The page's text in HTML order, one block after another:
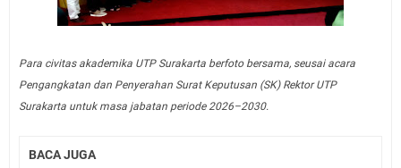
Para civitas akademika UTP Surakarta berfoto bersama, seusai acara
Pengangkatan dan Penyerahan Surat Keputusan (SK) Rektor UTP
Surakarta untuk masa jabatan periode 2026–2030.
BACA JUGA